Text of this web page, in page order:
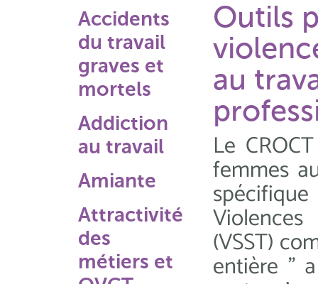
Accidents
du travail
graves et
mortels
Addiction
au travail
Amiante
Attractivité
des
métiers et
Outils
au
Le
femmes
(VSST)
entière "